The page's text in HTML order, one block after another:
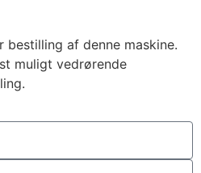
af denne maskine.
muligt vedrørende